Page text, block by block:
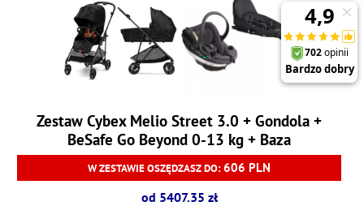
Zestaw Cybex Melio Street 3.0 + Gondola +
BeSafe Go Beyond 0-13 kg + Baza
W ZESTAWIE OSZĘDZASZ DO:606 PLN
od 5407.35 zł